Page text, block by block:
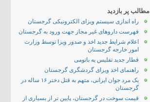
مطالب پر بازدید
راه اندازی سیستم ویزای الکترونیکی گرجستان
فهرست داروهای غیر مجاز جهت ورود به گرجستان
اعلام شرایط جدید اخذ و صدور ویزا توسط وزارت
امور خارجه گرجستان
قطار جدید تفلیس به باتومی
راهنمای اخذ ویزای گردشگری گرجستان
یک مرد جوان ایرانی، متهم به قتل دختر ۱۶ ساله در
گرجستان
قیمت سوخت در گرجستان، پایین تر از بسیاری از